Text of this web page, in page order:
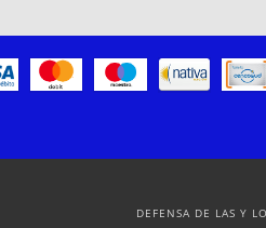
DEFENSA DE LAS Y